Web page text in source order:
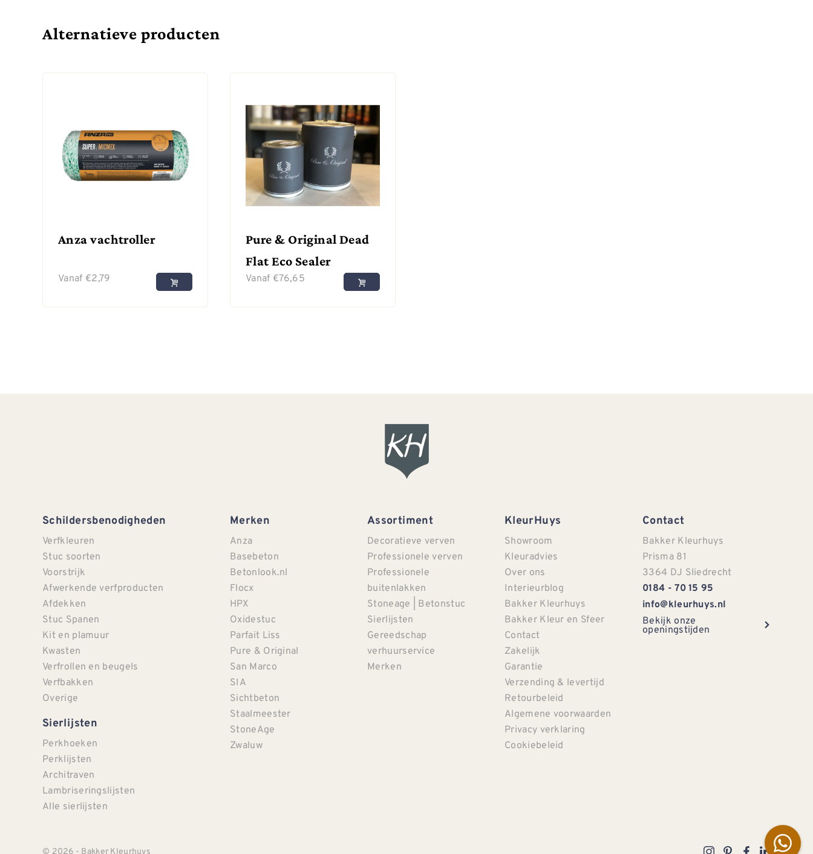
Alternatieve producten
Anza vachtroller
Vanaf €2,79
Pure & Original Dead
Flat Eco Sealer
Vanaf €76,65
Schildersbenodigheden
Verfkleuren
Stuc soorten
Voorstrijk
Afwerkende verfproducten
Afdekken
Stuc Spanen
Kit en plamuur
Kwasten
Verfrollen en beugels
Verfbakken
Overige
Sierlijsten
Perkhoeken
Perklijsten
Architraven
Lambriseringslijsten
Alle sierlijsten
Merken
Anza
Basebeton
Betonlook.nl
Flocx
HPX
Oxidestuc
Parfait Liss
Pure & Original
San Marco
SIA
Sichtbeton
Staalmeester
StoneAge
Zwaluw
Assortiment
Decoratieve verven
Professionele verven
Professionele
buitenlakken
Stoneage | Betonstuc
Sierlijsten
Gereedschap
verhuurservice
Merken
KleurHuys
Showroom
Kleuradvies
Over ons
Interieurblog
Bakker Kleurhuys
Bakker Kleur en Sfeer
Contact
Zakelijk
Garantie
Verzending & levertijd
Retourbeleid
Algemene voorwaarden
Privacy verklaring
Cookiebeleid
Contact
Bakker Kleurhuys
Prisma 81
3364 DJ Sliedrecht
0184 - 70 15 95
info@kleurhuys.nl
Bekijk onze
openingstijden
© 2026 - Bakker Kleurhuys